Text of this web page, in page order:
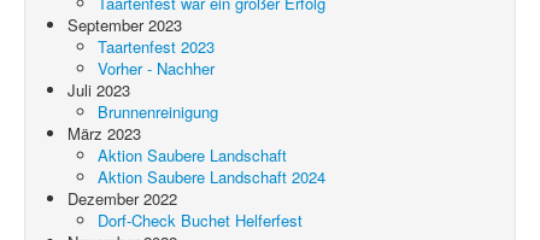
September 2023
Taartenfest 2023
Vorher - Nachher
Juli 2023
Brunnenreinigung
März 2023
Aktion Saubere Landschaft
Aktion Saubere Landschaft 2024
Dezember 2022
Dorf-Check Buchet Helferfest